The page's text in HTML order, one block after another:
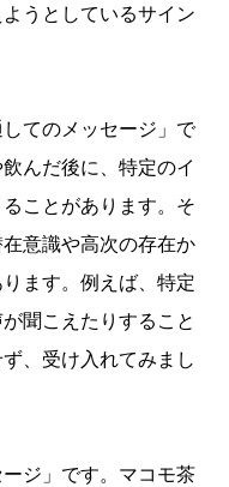
うとしているサイン
てのメッセージ」で
んだ後に、特定のイ
ことがあります。そ
意識や高次の存在か
ます。例えば、特定
聞こえたりすること
、受け入れてみまし
ジ」です。マコモ茶